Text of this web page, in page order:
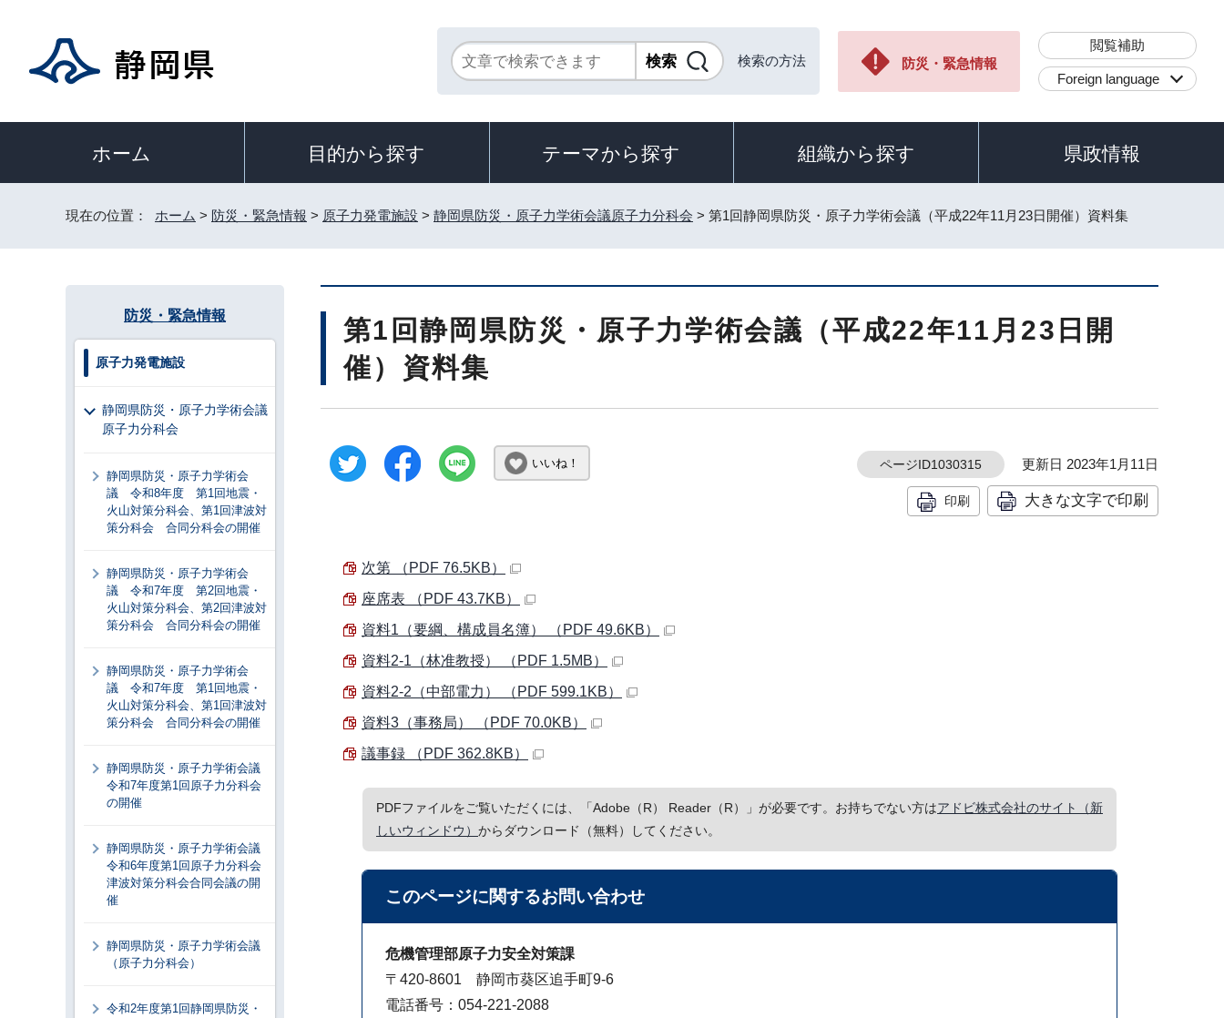
検索の方法 防災・緊急情報
閲覧補助
Foreign language
ホーム 目的から探す テーマから探す 組織から探す 県政情報
現在の位置： ホーム > 防災・緊急情報 > 原子力発電施設 > 静岡県防災・原子力学術会議原子力分科会 > 第1回静岡県防災・原子力学術会議（平成22年11月23日開催）資料集
第1回静岡県防災・原子力学術会議（平成22年11月23日開
催）資料集
いいね！ ページID1030315 更新日 2023年1月11日
印刷 大きな文字で印刷
次第 （PDF 76.5KB）
座席表 （PDF 43.7KB）
資料1（要綱、構成員名簿） （PDF 49.6KB）
資料2-1（林准教授） （PDF 1.5MB）
資料2-2（中部電力） （PDF 599.1KB）
資料3（事務局） （PDF 70.0KB）
議事録 （PDF 362.8KB）
PDFファイルをご覧いただくには、「Adobe（R） Reader（R）」が必要です。お持ちでない方はアドビ株式会社のサイト（新
しいウィンドウ） からダウンロード（無料）してください。
このページに関するお問い合わせ
危機管理部原子力安全対策課
〒420-8601 静岡市葵区追手町9-6
電話番号：054-221-2088
防災・緊急情報
原子力発電施設
静岡県防災・原子力学術会議
原子力分科会
静岡県防災・原子力学術会
議 令和8年度 第1回地震・
火山対策分科会、第1回津波対
策分科会 合同分科会の開催
静岡県防災・原子力学術会
議 令和7年度 第2回地震・
火山対策分科会、第2回津波対
策分科会 合同分科会の開催
静岡県防災・原子力学術会
議 令和7年度 第1回地震・
火山対策分科会、第1回津波対
策分科会 合同分科会の開催
静岡県防災・原子力学術会議
令和7年度第1回原子力分科会
の開催
静岡県防災・原子力学術会議
令和6年度第1回原子力分科会
津波対策分科会合同会議の開
催
静岡県防災・原子力学術会議
（原子力分科会）
令和2年度第1回静岡県防災・